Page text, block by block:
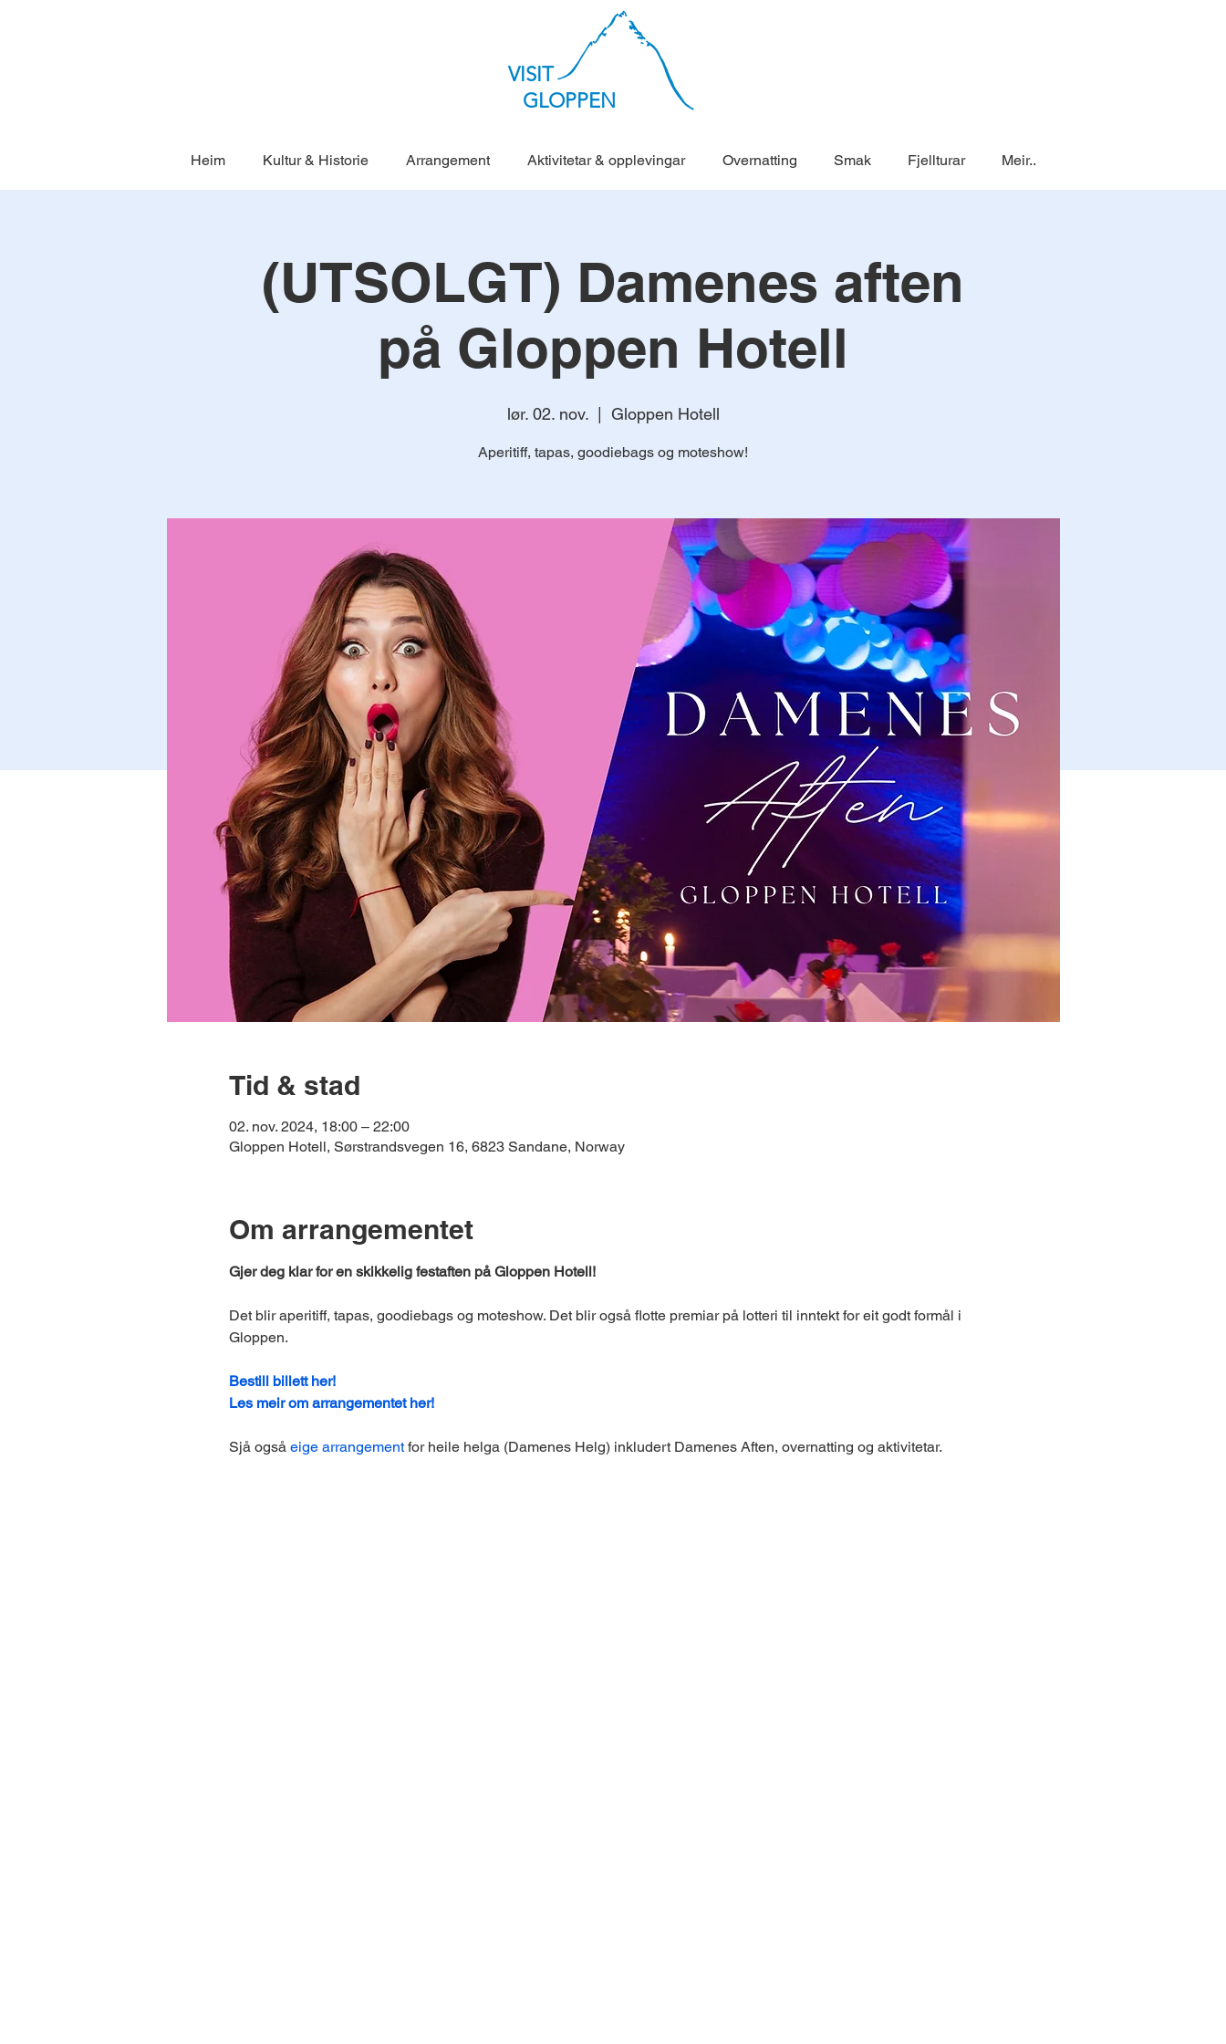
VISIT
GLOPPEN
Heim Kultur & Historie Arrangement Aktivitetar & opplevingar Overnatting Smak Fjellturar Meir..
(UTSOLGT) Damenes aften
på Gloppen Hotell
lør. 02. nov.
  |
Gloppen Hotell
Aperitiff, tapas, goodiebags og moteshow!
Tid & stad
02. nov. 2024, 18:00 – 22:00
Gloppen Hotell, Sørstrandsvegen 16, 6823 Sandane, Norway
Om arrangementet
Gjer deg klar for en skikkelig festaften på Gloppen Hotell!
Det blir aperitiff, tapas, goodiebags og moteshow. Det blir også flotte premiar på lotteri til inntekt for eit godt formål i
Gloppen.
Bestill billett her!
Les meir om arrangementet her!
Sjå også eige arrangement for heile helga (Damenes Helg) inkludert Damenes Aften, overnatting og aktivitetar.